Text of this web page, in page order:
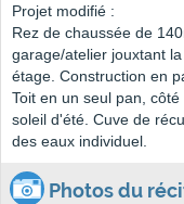
Projet modifié :
Rez de chaussée de
garage/atelier jouxtant
étage. Construction en
Toit en un seul pan,
soleil d'été. Cuve de
des eaux individuel.
Photos du